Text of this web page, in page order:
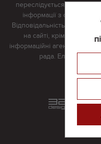
переслідується в
інформації з сайту
Відповідальність за
на сайті, крім
інформаційні агентства або
рада. Електронна